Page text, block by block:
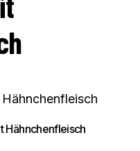
Hähnchenfleisch